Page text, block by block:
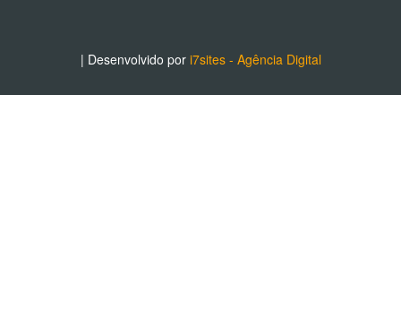
| Desenvolvido por i7sites - Agência Digital